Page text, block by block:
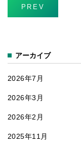
PREV
アーカイブ
2026年7月
2026年3月
2026年2月
2025年11月